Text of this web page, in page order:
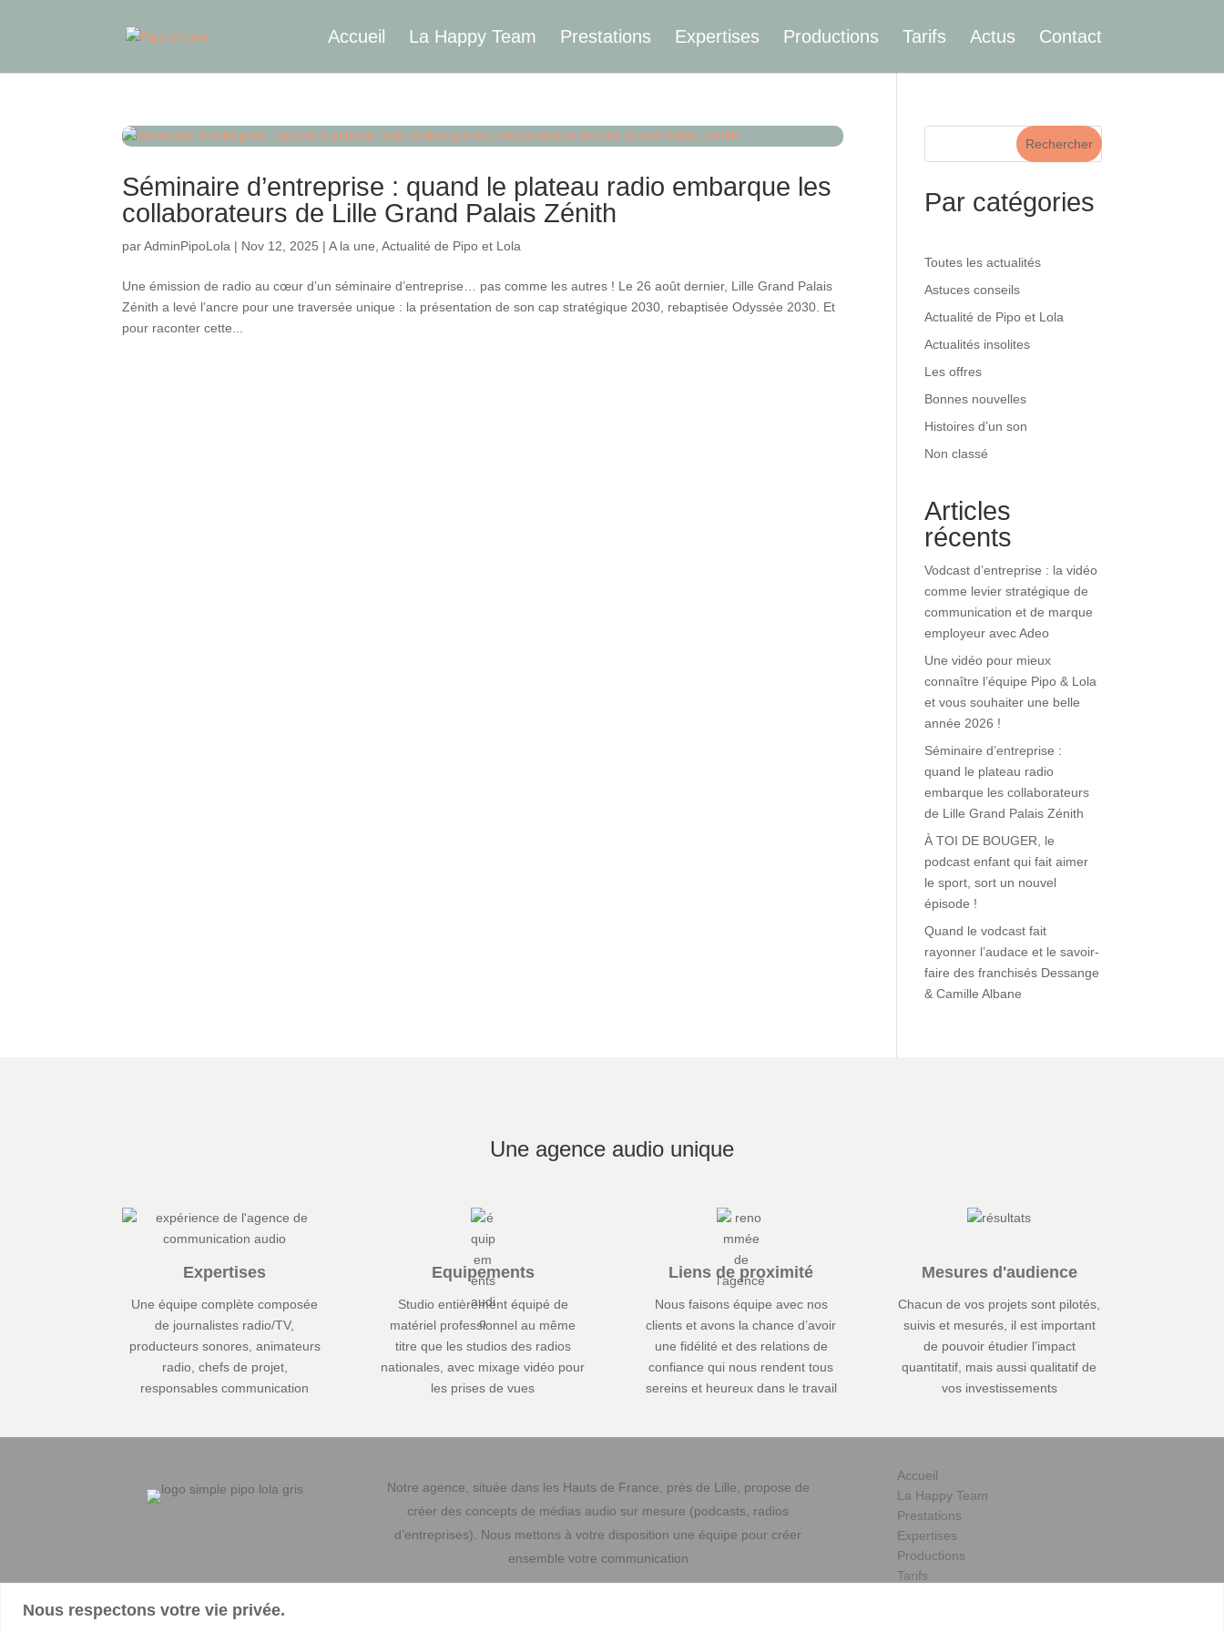
Nous respectons votre vie privée.
Accueil La Happy Team Prestations Expertises Productions Tarifs Actus Contact
Séminaire d’entreprise : quand le plateau radio embarque les
collaborateurs de Lille Grand Palais Zénith
parAdminPipoLola | Nov 12, 2025 |A la une ,Actualité de Pipo et Lola
Une émission de radio au cœur d’un séminaire d’entreprise… pas comme les autres ! Le 26 août dernier, Lille Grand Palais
Zénith a levé l’ancre pour une traversée unique : la présentation de son cap stratégique 2030, rebaptisée Odyssée 2030. Et
pour raconter cette...
Rechercher
Par catégories
Toutes les actualités
Astuces conseils
Actualité de Pipo et Lola
Actualités insolites
Les offres
Bonnes nouvelles
Histoires d’un son
Non classé
Articles
récents
Vodcast d’entreprise : la vidéo
comme levier stratégique de
communication et de marque
employeur avec Adeo
Une vidéo pour mieux
connaître l’équipe Pipo & Lola
et vous souhaiter une belle
année 2026 !
Séminaire d’entreprise :
quand le plateau radio
embarque les collaborateurs
de Lille Grand Palais Zénith
À TOI DE BOUGER, le
podcast enfant qui fait aimer
le sport, sort un nouvel
épisode !
Quand le vodcast fait
rayonner l’audace et le savoir-
faire des franchisés Dessange
& Camille Albane
Une agence audio unique
Expertises
Une équipe complète composée
de journalistes radio/TV,
producteurs sonores, animateurs
radio, chefs de projet,
responsables communication
Equipements
Studio entièrement équipé de
matériel professionnel au même
titre que les studios des radios
nationales, avec mixage vidéo pour
les prises de vues
Liens de proximité
Nous faisons équipe avec nos
clients et avons la chance d’avoir
une fidélité et des relations de
confiance qui nous rendent tous
sereins et heureux dans le travail
Mesures d'audience
Chacun de vos projets sont pilotés,
suivis et mesurés, il est important
de pouvoir étudier l’impact
quantitatif, mais aussi qualitatif de
vos investissements
Notre agence, située dans les Hauts de France, près de Lille, propose de
créer des concepts de médias audio sur mesure (podcasts, radios
d’entreprises). Nous mettons à votre disposition une équipe pour créer
ensemble votre communication
Accueil
La Happy Team
Prestations
Expertises
Productions
Tarifs